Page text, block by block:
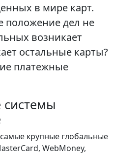
в мире карт.
положение дел не
возникает
остальные карты?
платежные
крупные глобальные
WebMoney,